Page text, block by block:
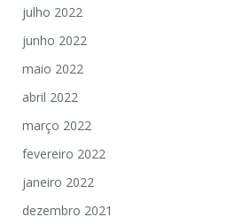
julho 2022
junho 2022
maio 2022
abril 2022
março 2022
fevereiro 2022
janeiro 2022
dezembro 2021